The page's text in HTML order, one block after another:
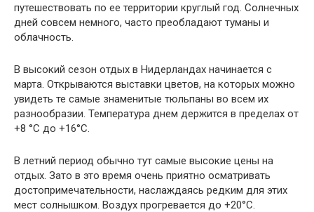
путешествовать по ее территории круглый год. Солнечных
дней совсем немного, часто преобладают туманы и
облачность.
В высокий сезон отдых в Нидерландах начинается с
марта. Открываются выставки цветов, на которых можно
увидеть те самые знаменитые тюльпаны во всем их
разнообразии. Температура днем держится в пределах от
+8 °С до +16°С.
В летний период обычно тут самые высокие цены на
отдых. Зато в это время очень приятно осматривать
достопримечательности, наслаждаясь редким для этих
мест солнышком. Воздух прогревается до +20°С.